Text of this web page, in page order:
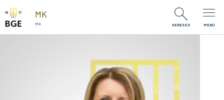
Ugrás a tartalomra
MK
MK KERESÉS MENÜ